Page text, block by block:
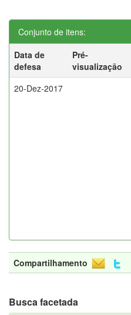
Conjunto de itens:
Data de
defesa
Pré-
visualização
20-Dez-2017
Compartilhamento
Busca facetada